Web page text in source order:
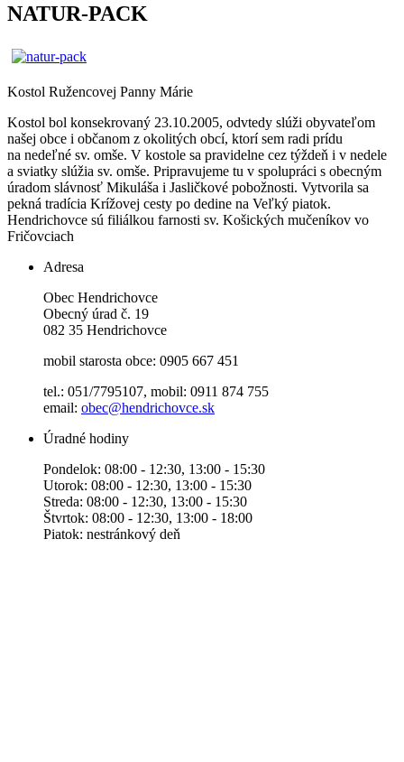
NATUR-PACK
Kostol Ružencovej Panny Márie
Kostol bol konsekrovaný 23.10.2005, odvtedy slúži obyvateľom
našej obce i občanom z okolitých obcí, ktorí sem radi prídu
na nedeľné sv. omše. V kostole sa pravidelne cez týždeň i v nedele
a sviatky slúžia sv. omše. Pripravujeme tu v spolupráci s obecným
úradom slávnosť Mikuláša i Jasličkové pobožnosti. Vytvorila sa
pekná tradícia Krížovej cesty po dedine na Veľký piatok.
Hendrichovce sú filiálkou farnosti sv. Košických mučeníkov vo
Fričovciach
Adresa
Obec Hendrichovce
Obecný úrad č. 19
082 35 Hendrichovce
mobil starosta obce: 0905 667 451
tel.: 051/7795107, mobil: 0911 874 755
email: obec@hendrichovce.sk
Úradné hodiny
Pondelok: 08:00 - 12:30, 13:00 - 15:30
Utorok: 08:00 - 12:30, 13:00 - 15:30
Streda: 08:00 - 12:30, 13:00 - 15:30
Štvrtok: 08:00 - 12:30, 13:00 - 18:00
Piatok: nestránkový deň